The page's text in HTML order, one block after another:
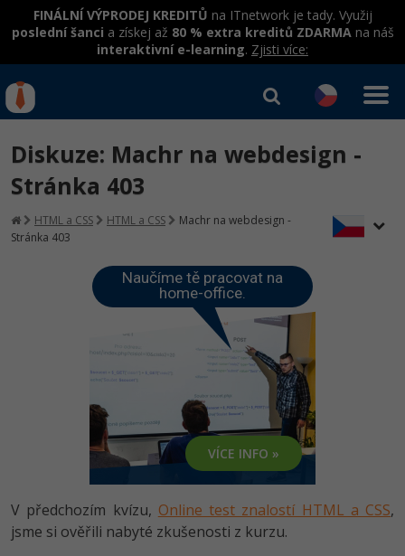
FINÁLNÍ VÝPRODEJ KREDITŮ na ITnetwork je tady. Využij
poslední šanci a získej až 80 % extra kreditů ZDARMAna náš
interaktivní e-learning. Zjisti více:
hrazené úřadem práce
Workshopy zdarma
Umělá inteligence v praxi
Datová analýza v praxi
Školení
Základy programování
Objektové programování - OOP
Umělá inteligence
HTML5, CSS3, Bootstrap, SEO
SQL a databáze
Testování a verzování
Školení dle technologií
C# .NET
PHP
JavaScript
Python
Kurzy IT profesí
Programátor WWW aplikací
Senior programátor
Front-end developer
Vývojář mobilních aplikací
Specialista na AI a bigdata
C# Game developer
Webdesigner
Jak začít?
-80%
C#.NET -80%
Python
JavaScript -80%
PHP
-80%
Kurzy e-commerce
Testování softwaru
Datová analýza
Digitální gramotnost
Marketing -30%
WordPress
-30%
Kurzy designu
HTML/CSS
Photoshop
Adobe Illustrator -80%
Adobe Lightroom -30%
Přihlásit se|Registrovat
Diskuze: Machr na webdesign -
Stránka 403
HTML a CSS HTML a CSS
Machr na webdesign -
Stránka 403
Naučíme tě pracovat na
home-office.
VÍCE INFO »
V předchozím kvízu, Online test znalostí HTML a CSS,
jsme si ověřili nabyté zkušenosti z kurzu.